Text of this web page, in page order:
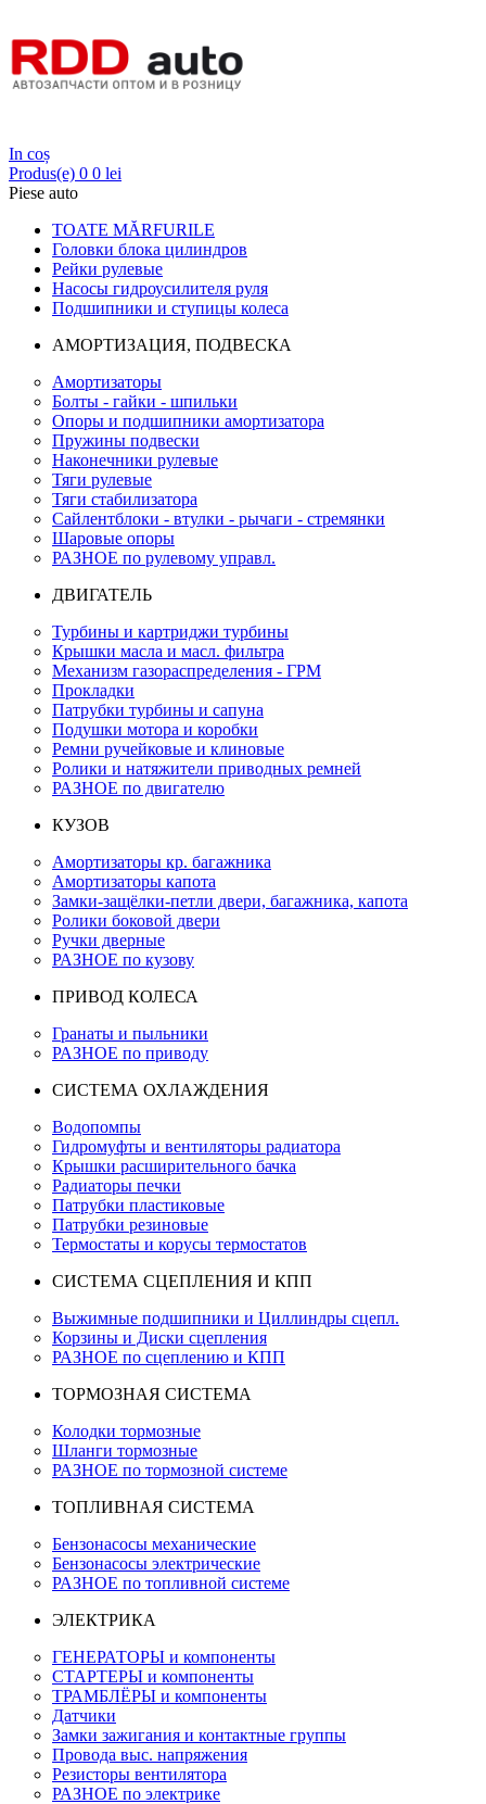
In coș
Produs(e) 0 0 lei
Piese auto
TOATE MĂRFURILE
Головки блока цилиндров
Рейки рулевые
Насосы гидроусилителя руля
Подшипники и ступицы колеса
АМОРТИЗАЦИЯ, ПОДВЕСКА
Амортизаторы
Болты - гайки - шпильки
Опоры и подшипники амортизатора
Пружины подвески
Наконечники рулевые
Тяги рулевые
Тяги стабилизатора
Сайлентблоки - втулки - рычаги - стремянки
Шаровые опоры
РАЗНОЕ по рулевому управл.
ДВИГАТЕЛЬ
Турбины и картриджи турбины
Крышки масла и масл. фильтра
Механизм газораспределения - ГРМ
Прокладки
Патрубки турбины и сапуна
Подушки мотора и коробки
Ремни ручейковые и клиновые
Ролики и натяжители приводных ремней
РАЗНОЕ по двигателю
КУЗОВ
Амортизаторы кр. багажника
Амортизаторы капота
Замки-защёлки-петли двери, багажника, капота
Ролики боковой двери
Ручки дверные
РАЗНОЕ по кузову
ПРИВОД КОЛЕСА
Гранаты и пыльники
РАЗНОЕ по приводу
СИСТЕМА ОХЛАЖДЕНИЯ
Водопомпы
Гидромуфты и вентиляторы радиатора
Крышки расширительного бачка
Радиаторы печки
Патрубки пластиковые
Патрубки резиновые
Термостаты и корусы термостатов
СИСТЕМА СЦЕПЛЕНИЯ И КПП
Выжимные подшипники и Циллиндры сцепл.
Корзины и Диски сцепления
РАЗНОЕ по сцеплению и КПП
ТОРМОЗНАЯ СИСТЕМА
Колодки тормозные
Шланги тормозные
РАЗНОЕ по тормозной системе
ТОПЛИВНАЯ СИСТЕМА
Бензонасосы механические
Бензонасосы электрические
РАЗНОЕ по топливной системе
ЭЛЕКТРИКА
ГЕНЕРАТОРЫ и компоненты
СТАРТЕРЫ и компоненты
ТРАМБЛЁРЫ и компоненты
Датчики
Замки зажигания и контактные группы
Провода выс. напряжения
Резисторы вентилятора
РАЗНОЕ по электрике